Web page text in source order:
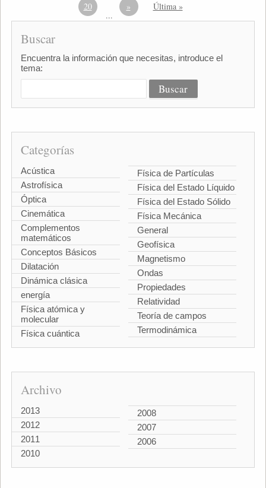
20
...
» Última »
Buscar
Encuentra la información que necesitas, introduce el
tema:
Categorías
Acústica
Astrofísica
Óptica
Cinemática
Complementos
matemáticos
Conceptos Básicos
Dilatación
Dinámica clásica
energía
Física atómica y
molecular
Física cuántica
Física de Partículas
Física del Estado Líquido
Física del Estado Sólido
Física Mecánica
General
Geofísica
Magnetismo
Ondas
Propiedades
Relatividad
Teoría de campos
Termodinámica
Archivo
2013
2012
2011
2010
2008
2007
2006